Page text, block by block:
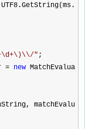
" ;
= new MatchEvalua
matchEvalu